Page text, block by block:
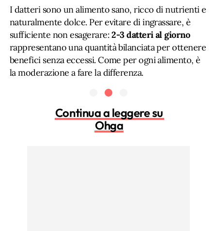
I datteri sono un alimento sano, ricco di nutrienti e
naturalmente dolce. Per evitare di ingrassare, è
sufficiente non esagerare:2-3 datteri al giorno
rappresentano una quantità bilanciata per ottenere
benefici senza eccessi. Come per ogni alimento, è
la moderazione a fare la differenza.
Continua a leggere su
Ohga